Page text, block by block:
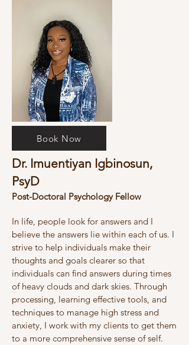
Book Now
Dr. Imuentiyan Igbinosun,
PsyD
Post-Doctoral Psychology Fellow
In life, people look for answers and I
believe the answers lie within each of us. I
strive to help individuals make their
thoughts and goals clearer so that
individuals can find answers during times
of heavy clouds and dark skies. Through
processing, learning effective tools, and
techniques to manage high stress and
anxiety, I work with my clients to get them
to a more comprehensive sense of self.